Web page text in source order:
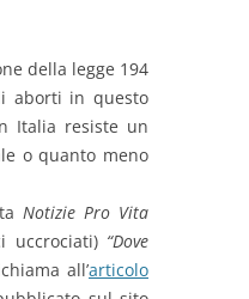
della legge 194
aborti in questo
Italia resiste un
o quanto meno
Notizie Pro Vita
uccrociati) “Dove
all’articolo